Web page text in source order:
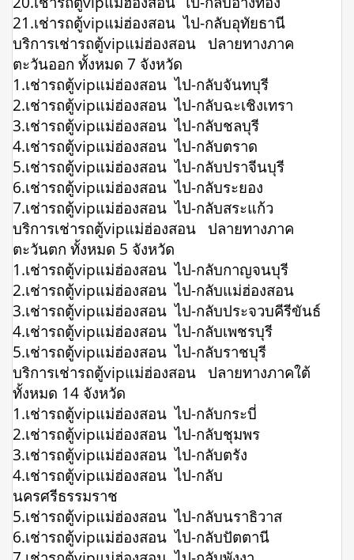
21.เช่ารถตู้vipแม่ฮ่องสอน ไป-กลับอุทัยธานี
บริการเช่ารถตู้vipแม่ฮ่องสอน ปลายทางภาค
ตะวันออก ทั้งหมด 7 จังหวัด
1.เช่ารถตู้vipแม่ฮ่องสอน ไป-กลับจันทบุรี
2.เช่ารถตู้vipแม่ฮ่องสอน ไป-กลับฉะเชิงเทรา
3.เช่ารถตู้vipแม่ฮ่องสอน ไป-กลับชลบุรี
4.เช่ารถตู้vipแม่ฮ่องสอน ไป-กลับตราด
5.เช่ารถตู้vipแม่ฮ่องสอน ไป-กลับปราจีนบุรี
6.เช่ารถตู้vipแม่ฮ่องสอน ไป-กลับระยอง
7.เช่ารถตู้vipแม่ฮ่องสอน ไป-กลับสระแก้ว
บริการเช่ารถตู้vipแม่ฮ่องสอน ปลายทางภาค
ตะวันตก ทั้งหมด 5 จังหวัด
1.เช่ารถตู้vipแม่ฮ่องสอน ไป-กลับกาญจนบุรี
2.เช่ารถตู้vipแม่ฮ่องสอน ไป-กลับแม่ฮ่องสอน
3.เช่ารถตู้vipแม่ฮ่องสอน ไป-กลับประจวบคีรีขันธ์
4.เช่ารถตู้vipแม่ฮ่องสอน ไป-กลับเพชรบุรี
5.เช่ารถตู้vipแม่ฮ่องสอน ไป-กลับราชบุรี
บริการเช่ารถตู้vipแม่ฮ่องสอน ปลายทางภาคใต้
ทั้งหมด 14 จังหวัด
1.เช่ารถตู้vipแม่ฮ่องสอน ไป-กลับกระบี่
2.เช่ารถตู้vipแม่ฮ่องสอน ไป-กลับชุมพร
3.เช่ารถตู้vipแม่ฮ่องสอน ไป-กลับตรัง
4.เช่ารถตู้vipแม่ฮ่องสอน ไป-กลับ
นครศรีธรรมราช
5.เช่ารถตู้vipแม่ฮ่องสอน ไป-กลับนราธิวาส
6.เช่ารถตู้vipแม่ฮ่องสอน ไป-กลับปัตตานี